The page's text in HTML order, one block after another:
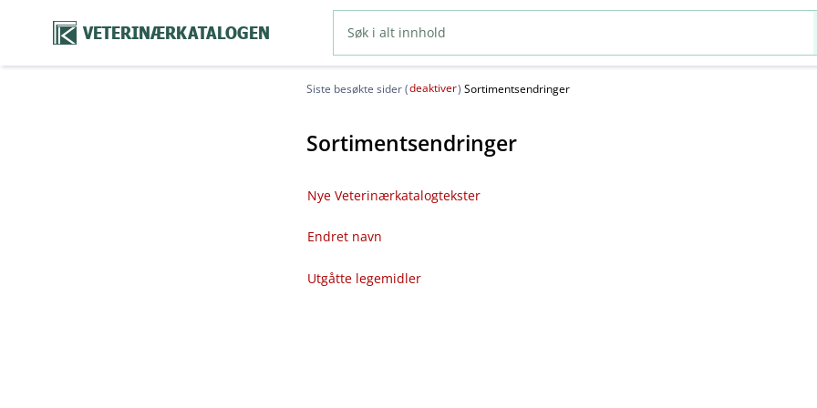
VETERINÆRKATALOGEN
Siste besøkte sider (deaktiver) Sortimentsendringer
Sortimentsendringer
Nye Veterinærkatalogtekster
Endret navn
Utgåtte legemidler